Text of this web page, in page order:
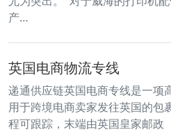
产…
英国电商物流专线
递通供应链英国电商专线是一项
用于跨境电商卖家发往英国的包
程可跟踪，末端由英国皇家邮政